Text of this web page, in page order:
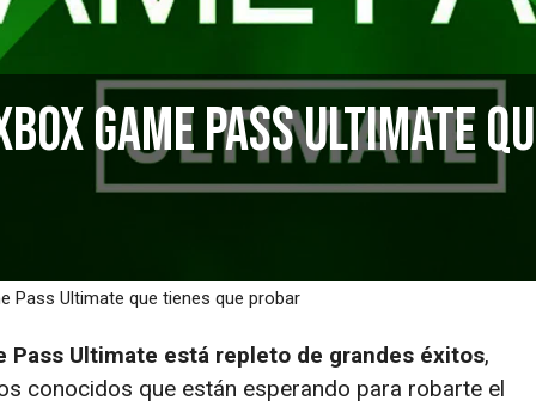
Game Pass Ultimate
Pass Ultimate que tienes que probar
Pass Ultimate está repleto de grandes éxitos,
conocidos que están esperando para robarte el